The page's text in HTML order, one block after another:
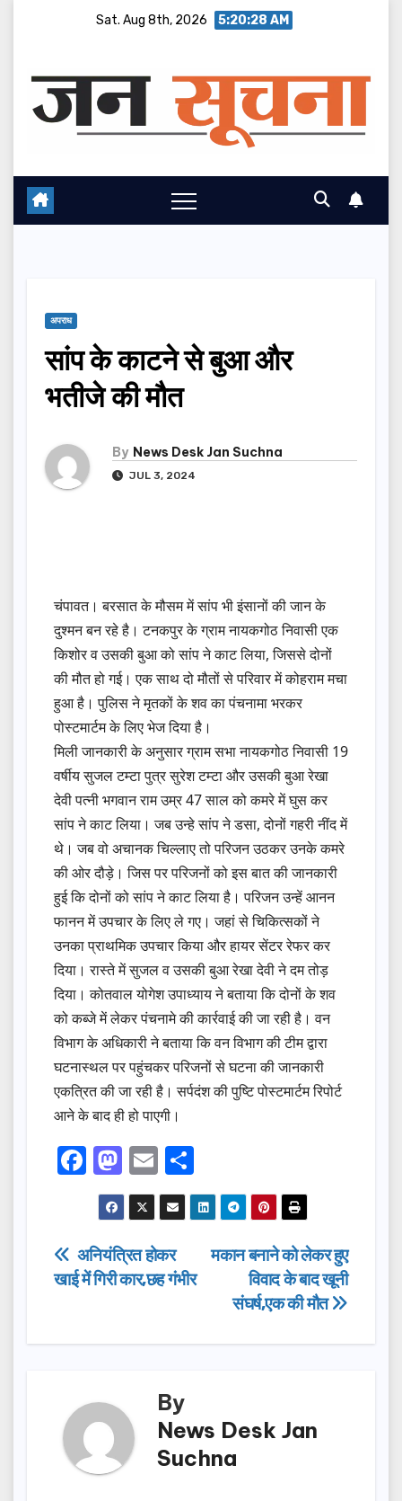
Sat. Aug 8th, 2026 5:20:29 AM
अपराध
सांप के काटने से बुआ और
भतीजे की मौत
By News Desk Jan Suchna
JUL 3, 2024
चंपावत। बरसात के मौसम में सांप भी इंसानों की जान के
दुश्मन बन रहे है। टनकपुर के ग्राम नायकगोठ निवासी एक
किशोर व उसकी बुआ को सांप ने काट लिया, जिससे दोनों
की मौत हो गई। एक साथ दो मौतों से परिवार में कोहराम मचा
हुआ है। पुलिस ने मृतकों के शव का पंचनामा भरकर
पोस्टमार्टम के लिए भेज दिया है।
मिली जानकारी के अनुसार ग्राम सभा नायकगोठ निवासी 19
वर्षीय सुजल टम्टा पुत्र सुरेश टम्टा और उसकी बुआ रेखा
देवी पत्नी भगवान राम उम्र 47 साल को कमरे में घुस कर
सांप ने काट लिया। जब उन्हे सांप ने डसा, दोनों गहरी नींद में
थे। जब वो अचानक चिल्लाए तो परिजन उठकर उनके कमरे
की ओर दौड़े। जिस पर परिजनों को इस बात की जानकारी
हुई कि दोनों को सांप ने काट लिया है। परिजन उन्हें आनन
फानन में उपचार के लिए ले गए। जहां से चिकित्सकों ने
उनका प्राथमिक उपचार किया और हायर सेंटर रेफर कर
दिया। रास्ते में सुजल व उसकी बुआ रेखा देवी ने दम तोड़
दिया। कोतवाल योगेश उपाध्याय ने बताया कि दोनों के शव
को कब्जे में लेकर पंचनामे की कार्रवाई की जा रही है। वन
विभाग के अधिकारी ने बताया कि वन विभाग की टीम द्वारा
घटनास्थल पर पहुंचकर परिजनों से घटना की जानकारी
एकत्रित की जा रही है। सर्पदंश की पुष्टि पोस्टमार्टम रिपोर्ट
आने के बाद ही हो पाएगी।
F
a
c
e
b
M
a
st
o
d
E
m
ail
h
ar
Post
navigation
मकान बनाने को लेकर हुए
विवाद के बाद खूनी
संघर्ष,एक की मौत
अनियंत्रित होकर
खाई में गिरी कार,छह गंभीर
By
News Desk Jan
Suchna